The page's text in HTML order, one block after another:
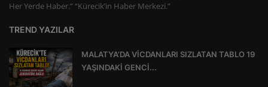
Her Yerde Haber.” “Kürecik’in Haber Merkezi.”
TREND YAZILAR
MALATYA’DA VİCDANLARI SIZLATAN TABLO 19
YAŞINDAKİ GENCİ...